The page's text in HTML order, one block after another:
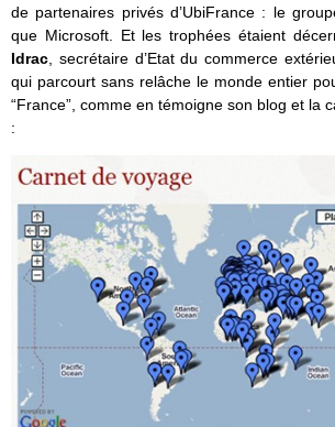
de partenaires privés d’UbiFrance : le
que Microsoft. Et les trophées étaient
Idrac , secrétaire d’Etat du commerce
qui parcourt sans relâche le monde entier
“France”, comme en témoigne son blog et la
: